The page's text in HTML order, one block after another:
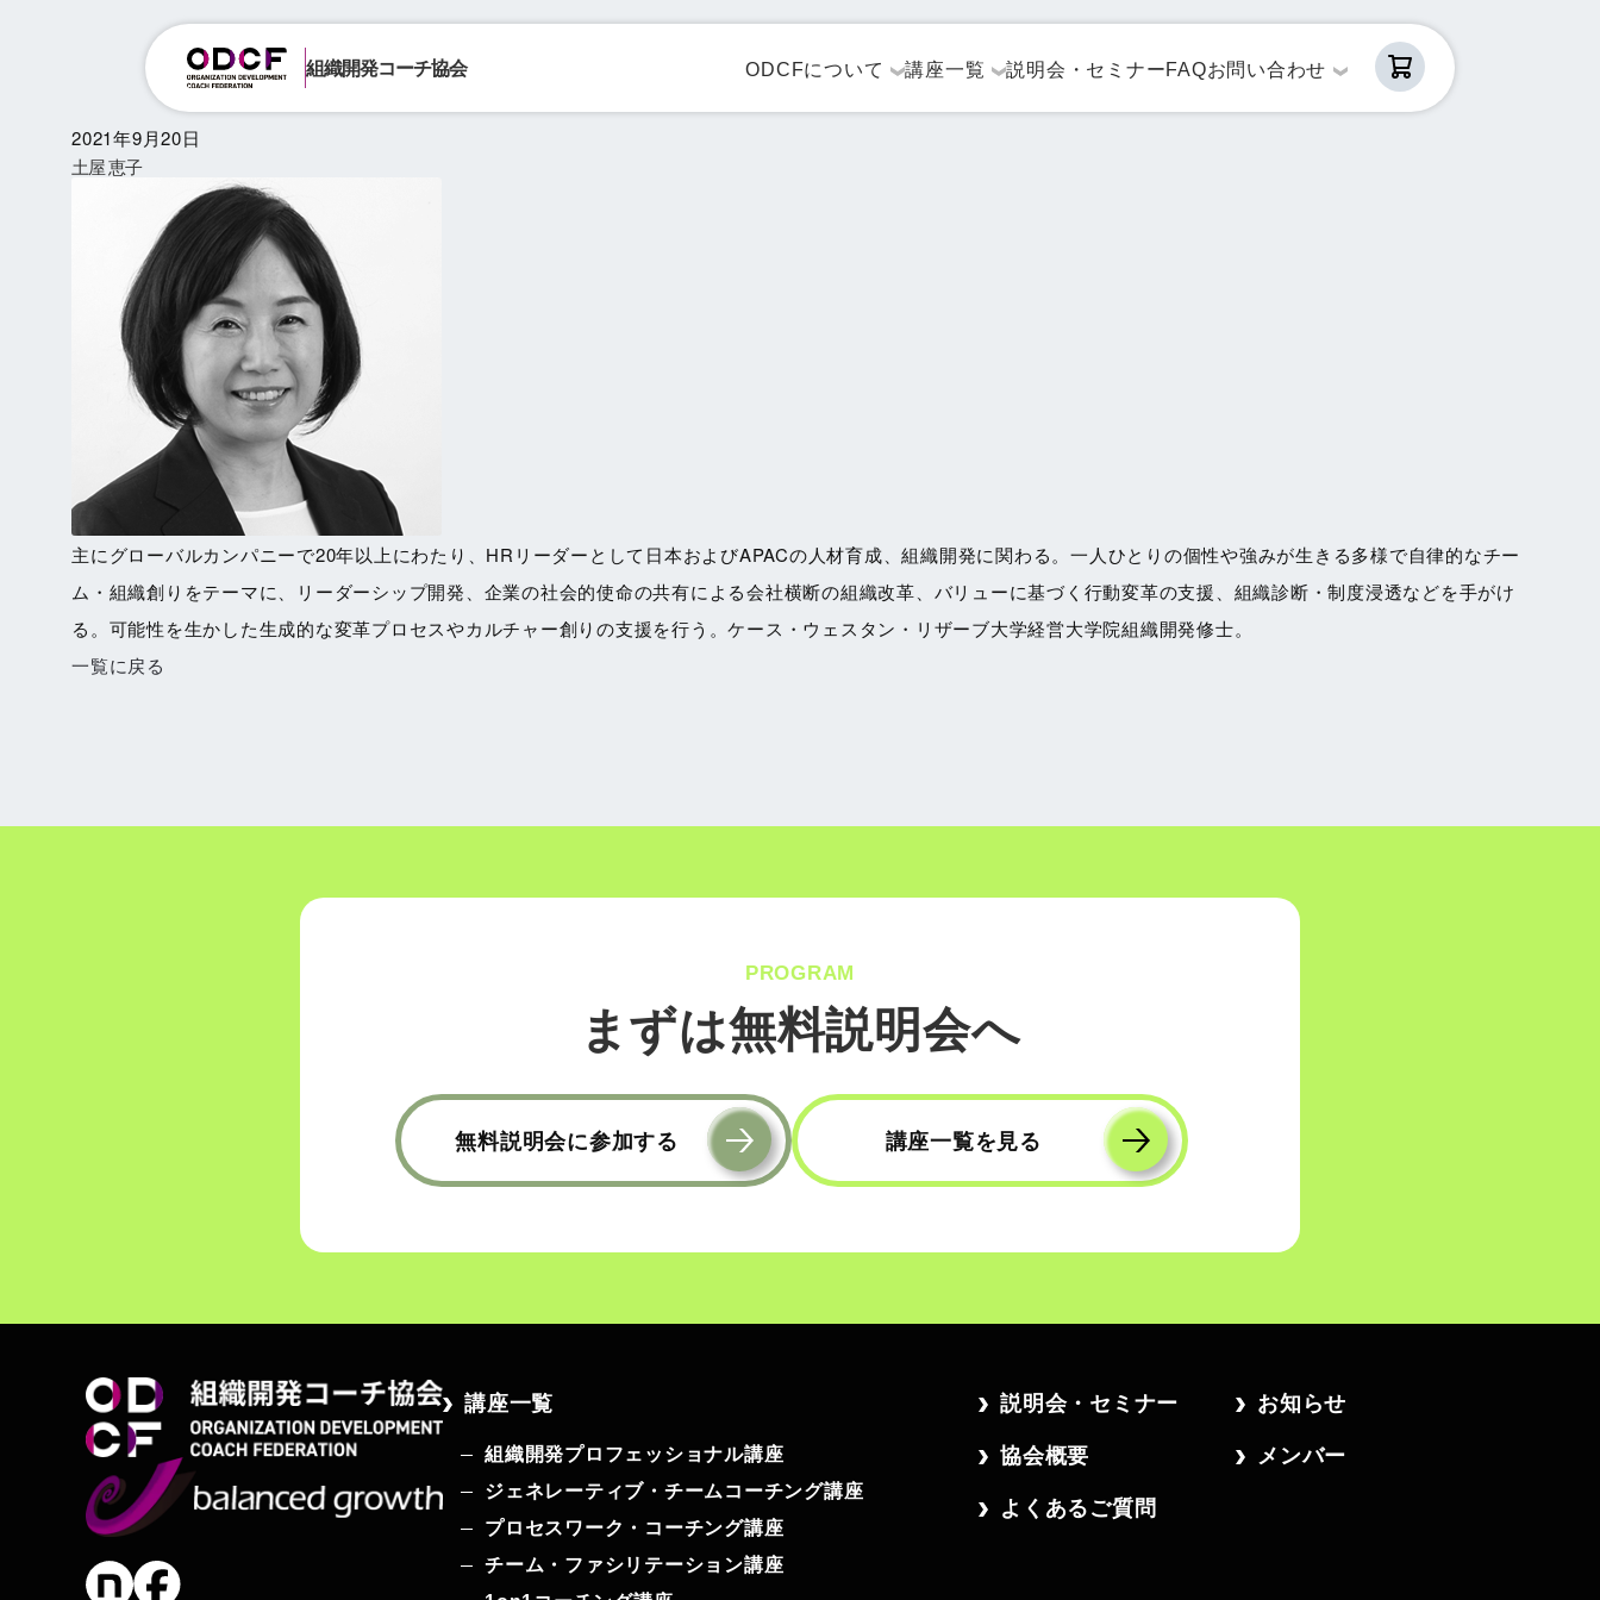
組織開発コーチ協会 ODCFについて 講座一覧 説明会・セミナーFAQお問い合わせ
2021年9月20日
土屋 恵子
主にグローバルカンパニーで20年以上にわたり、HRリーダーとして日本およびAPACの人材育成、組織開発に関わる。一人ひとりの個性や強みが生きる多様で自律的なチー
ム・組織創りをテーマに、リーダーシップ開発、企業の社会的使命の共有による会社横断の組織改革、バリューに基づく行動変革の支援、組織診断・制度浸透などを手がけ
る。可能性を生かした生成的な変革プロセスやカルチャー創りの支援を行う。ケース・ウェスタン・リザーブ大学経営大学院組織開発修士。
一覧に戻る
PROGRAM
まずは無料説明会へ
無料説明会に参加する 講座一覧を見る
講座一覧
組織開発プロフェッショナル講座
ジェネレーティブ・チームコーチング講座
プロセスワーク・コーチング講座
チーム・ファシリテーション講座
説明会・セミナー お知らせ
協会概要 メンバー
よくあるご質問